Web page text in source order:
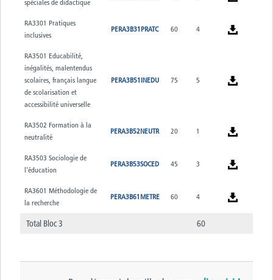
spéciales de didactique
RA3301 Pratiques
inclusives
PERA3B31PRATC 60 4
RA3501 Educabilité,
inégalités, malentendus
scolaires, français langue
de scolarisation et
accessibilité universelle
PERA3B51INEDU 75 5
RA3502 Formation à la
neutralité
PERA3B52NEUTR 20 1
RA3503 Sociologie de
l'éducation
PERA3B53SOCED 45 3
RA3601 Méthodologie de
la recherche
PERA3B61METRE 60 4
Total Bloc 3 60